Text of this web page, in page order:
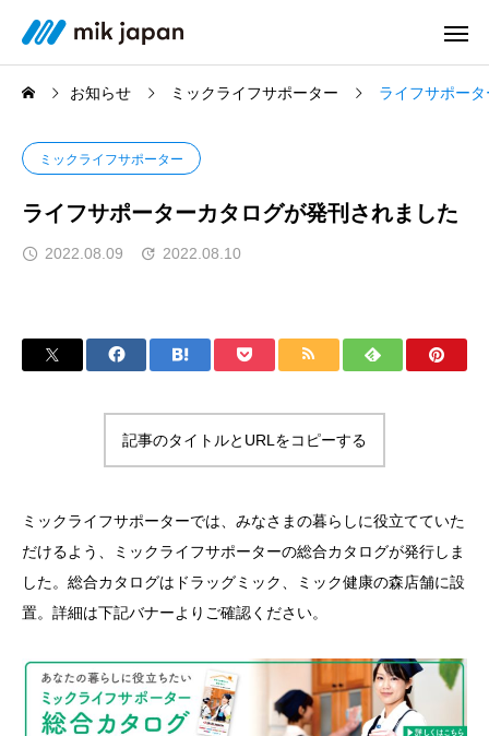
お知らせ ミックライフサポーター ライフサポー
ミックライフサポーター
ライフサポーターカタログが発刊されました
2022.08.09 2022.08.10
記事のタイトルとURLをコピーする
ミックライフサポーターでは、みなさまの暮らしに役立てていた
だけるよう、ミックライフサポーターの総合カタログが発行しま
した。総合カタログはドラッグミック、ミック健康の森店舗に設
置。詳細は下記バナーよりご確認ください。